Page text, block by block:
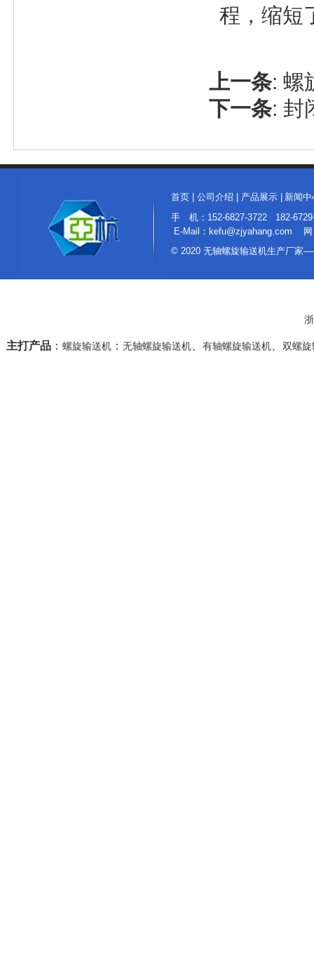
程，缩短
上一条: 螺
下一条: 封
首页 公司介绍 产品展示
新闻中
手 机：152-6827-3722 182-
E-Mail：kefu@zjyahang.com
© 2020 无轴螺旋输送机生产厂家
主打产品 ： 螺旋输送机 ： 无轴螺旋输送机 有轴螺旋输送机 双螺